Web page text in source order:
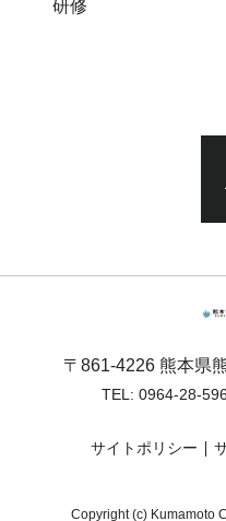
研修
〒861-4226 熊本県
TEL: 0964-28-
サイトポリシー
Copyright (c) Kumamoto